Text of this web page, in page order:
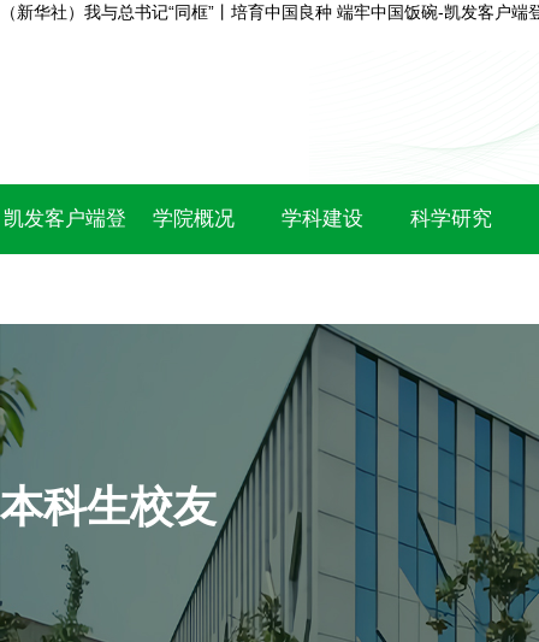
（新华社）我与总书记“同框”丨培育中国良种 端牢中国饭碗-凯发客户端
凯发客户端登 学院概况 学科建设 科学研究
本科生校友